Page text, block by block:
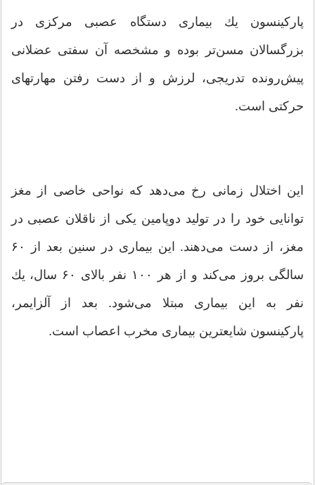
پاركینسون یك بیماری دستگاه عصبی مركزی در
بزرگسالان مسن‌تر بوده و مشخصه آن سفتی عضلانی
پیش‌رونده تدریجی، لرزش و از دست رفتن مهارتهای
حركتی است.
این اختلال زمانی رخ می‌دهد كه نواحی خاصی از مغز
توانایی خود را در تولید دوپامین یكی از ناقلان عصبی در
مغز، از دست می‌دهند. این بیماری در سنین بعد از ۶۰
سالگی بروز می‌كند و از هر ۱۰۰ نفر بالای ۶۰ سال، یك
نفر به این بیماری مبتلا می‌شود. بعد از آلزایمر،
پاركینسون شایعترین بیماری مخرب اعصاب است.